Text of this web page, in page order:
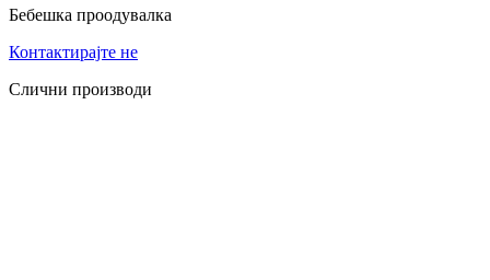
Бебешка проодувалка
Контактирајте не
Слични производи